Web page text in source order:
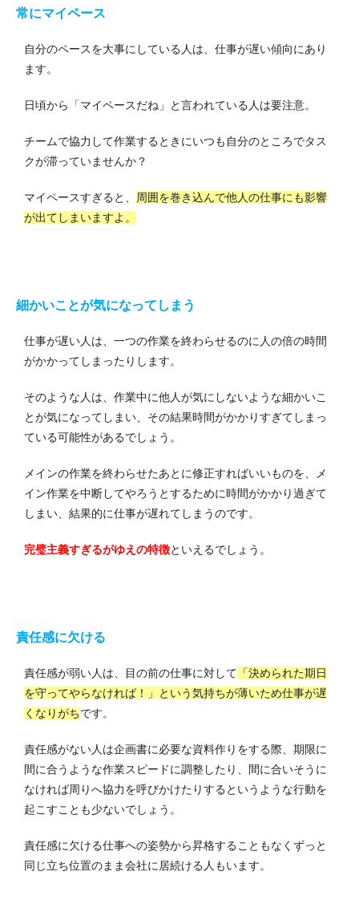
常にマイペース
自分のペースを大事にしている人は、仕事が遅い傾向にあり
ます。
日頃から「マイペースだね」と言われている人は要注意。
チームで協力して作業するときにいつも自分のところでタス
クが滞っていませんか？
マイペースすぎると、
周囲を巻き込んで他人の仕事にも影響
が出てしまいますよ。
細かいことが気になってしまう
仕事が遅い人は、一つの作業を終わらせるのに人の倍の時間
がかかってしまったりします。
そのような人は、作業中に他人が気にしないような細かいこ
とが気になってしまい、その結果時間がかかりすぎてしまっ
ている可能性があるでしょう。
メインの作業を終わらせたあとに修正すればいいものを、メ
イン作業を中断してやろうとするために時間がかかり過ぎて
しまい、結果的に仕事が遅れてしまうのです。
完璧主義すぎるがゆえの特徴といえるでしょう。
責任感に欠ける
責任感が弱い人は、目の前の仕事に対して 「決められた期日
を守ってやらなければ！」という気持ちが薄いため仕事が遅
くなりがちです。
責任感がない人は企画書に必要な資料作りをする際、期限に
間に合うような作業スピードに調整したり、間に合いそうに
なければ周りへ協力を呼びかけたりするというような行動を
起こすことも少ないでしょう。
責任感に欠ける仕事への姿勢から昇格することもなくずっと
同じ立ち位置のまま会社に居続ける人もいます。